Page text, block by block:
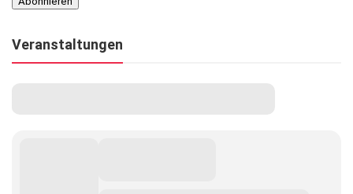
Veranstaltungen